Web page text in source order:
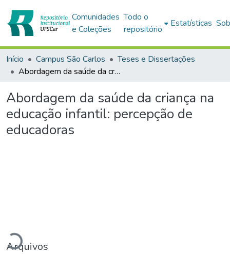
Comunidades
e Coleções
Todo o
repositório
Estatísticas
Início Campus São Carlos
Teses e Dissertações
Abordagem da saúde da criança na educação infantil: percepção de educadoras
Abordagem da saúde da criança na
educação infantil: percepção de
educadoras
Carregando...
Arquivos